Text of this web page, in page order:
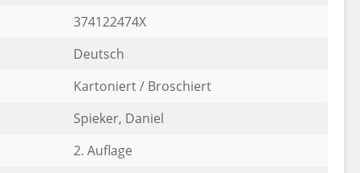
374122474X
Deutsch
Kartoniert / Broschiert
Spieker, Daniel
2. Auflage